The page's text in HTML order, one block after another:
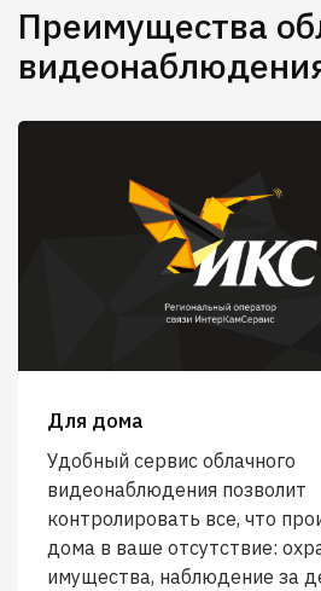
Преимущества
Для дома
Удобный сервис облачного
видеонаблюдения позволит
контролировать все, что
дома в ваше отсутствие:
имущества, наблюдение за